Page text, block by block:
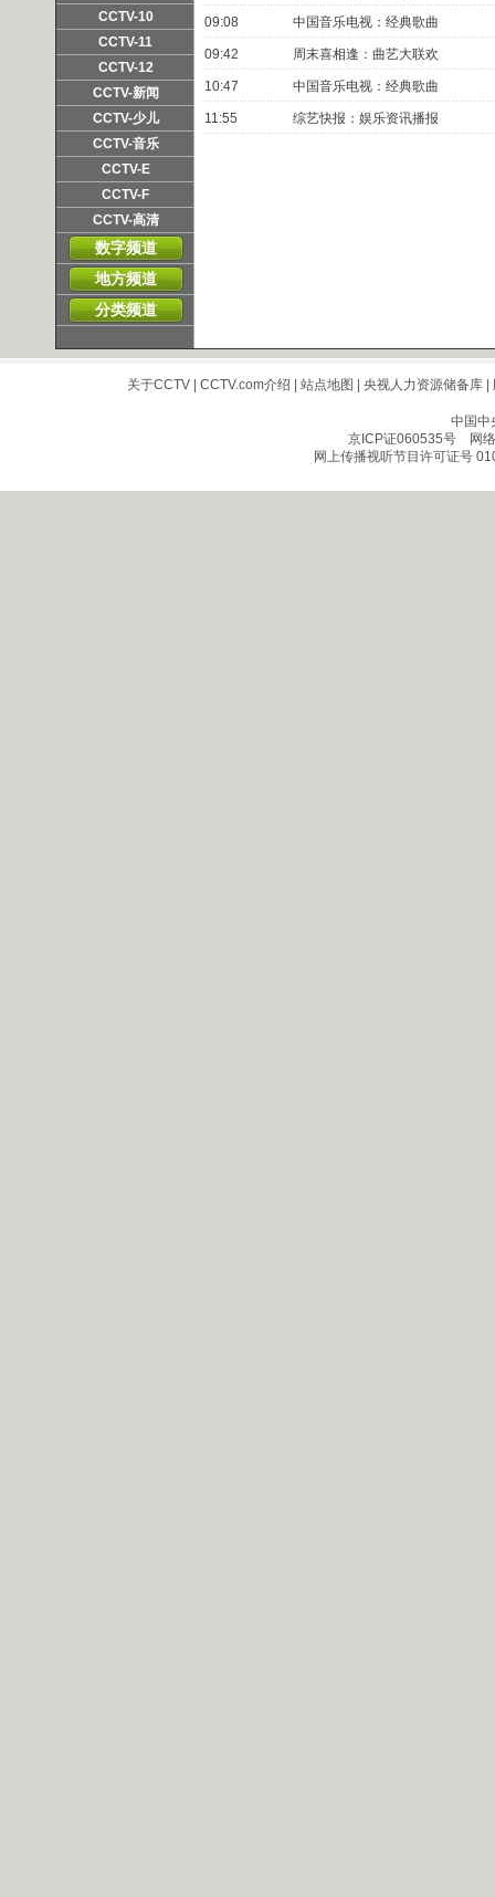
频道主页 直播
CCTV-10
频道主页 直播
CCTV-11
频道主页 直播
CCTV-12
频道主页 直播 点播
CCTV-新闻
频道主页 直播 点播
CCTV-少儿
频道主页 直播 点播
CCTV-音乐
频道主页 直播
CCTV-E
频道主页 直播
CCTV-F
频道主页 直播 点播
CCTV-高清
频道主页 直播 点播
数字频道
地方频道
分类频道
09:08 中国音乐电视：经典歌曲
09:42 周末喜相逢：曲艺大联欢
10:47 中国音乐电视：经典歌曲
11:55 综艺快报：娱乐资讯播报
关于CCTV| CCTV.com介绍 | 站点地图 | 央视人力资源储备库|
中国中
京ICP证060535号网络
网上传播视听节目许可证号